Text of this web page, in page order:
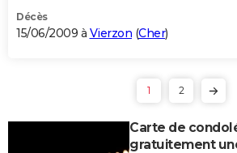
Décès
15/06/2009 à Vierzon (Cher)
1 2
Carte de
gratuitement